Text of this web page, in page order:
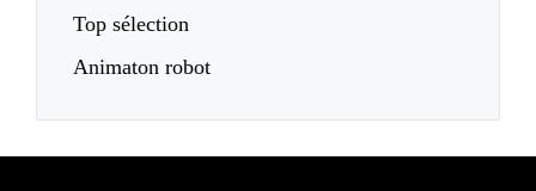
Top sélection
Animaton robot